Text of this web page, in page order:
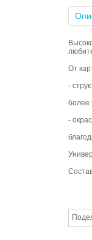
От
-
более
-